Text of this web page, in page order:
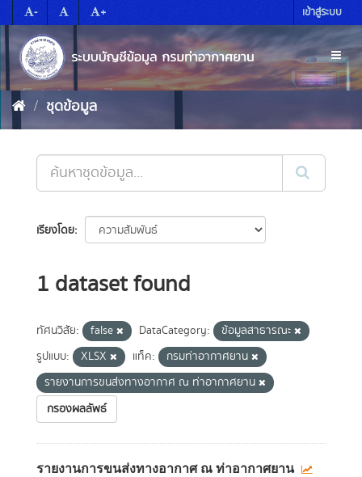
to
content
- + เข้าสู่ระบบ
ชุดข้อมูล
เรียงโดย
1 dataset found
ทัศนวิสัย: false DataCategory:
ข้อมูลสาธารณะ
รูปแบบ:
XLSX แท็ค:
กรมท่าอากาศยาน
รายงานการขนส่งทางอากาศ ณ ท่าอากาศยาน
กรองผลลัพธ์
รายงานการขนส่งทางอากาศ ณ ท่าอากาศยาน